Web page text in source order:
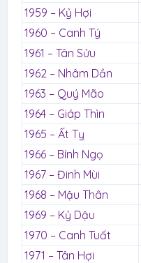
1959 – Kỷ Hợi
1960 – Canh Tý
1961 – Tân Sửu
1962 – Nhâm Dần
1963 – Quý Mão
1964 – Giáp Thìn
1965 – Ất Tỵ
1966 – Bính Ngọ
1967 – Đinh Mùi
1968 – Mậu Thân
1969 – Kỷ Dậu
1970 – Canh Tuất
1971 – Tân Hợi